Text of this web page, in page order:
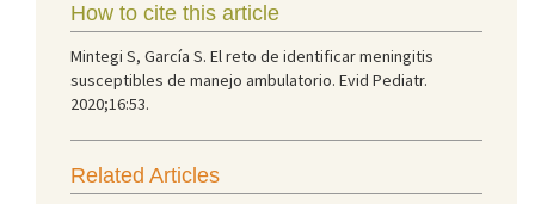
How to cite this article
Mintegi S, García S. El reto de identificar meningitis
susceptibles de manejo ambulatorio. Evid Pediatr.
2020;16:53.
Related Articles